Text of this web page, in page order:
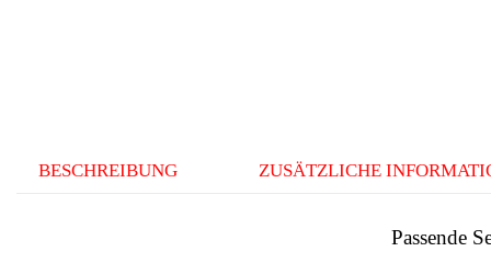
BESCHREIBUNG ZUSÄTZLICHE
Passende